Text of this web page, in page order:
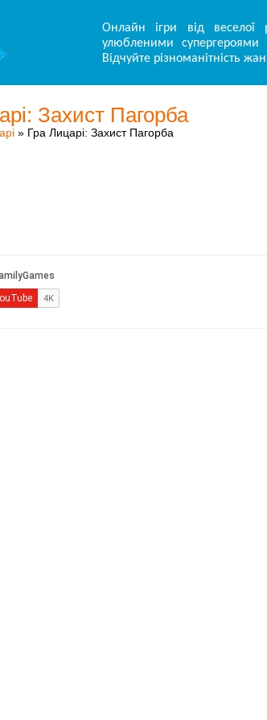
Онлайн ігри від веселої
улюбленими супергероями
Відчуйте різноманітність
Захист Пагорба
» Гра Лицарі: Захист Пагорба